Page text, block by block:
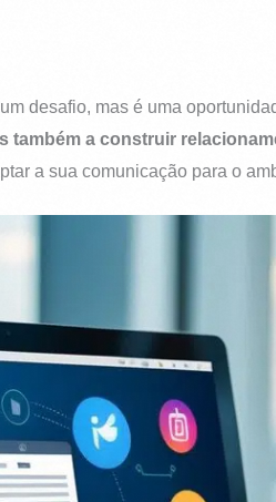
desafio, mas é uma
também a construir
a sua comunicação para o